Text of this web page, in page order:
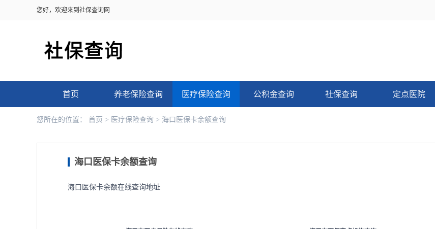
您好，欢迎来到社保查询网
首页 养老保险查询 医疗保险查询 公积金查询 社保查询 定点医院
您所在的位置： 首页 > 医疗保险查询 > 海口医保卡余额查询
海口医保卡余额查询
海口医保卡余额在线查询地址